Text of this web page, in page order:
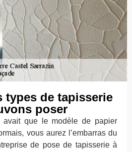
types de tapisserie
poser
avait que le modèle de papier
vous aurez l’embarras du
de pose de tapisserie à